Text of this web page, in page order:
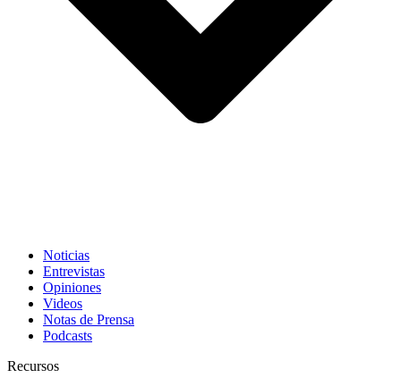
Noticias
Entrevistas
Opiniones
Videos
Notas de Prensa
Podcasts
Recursos